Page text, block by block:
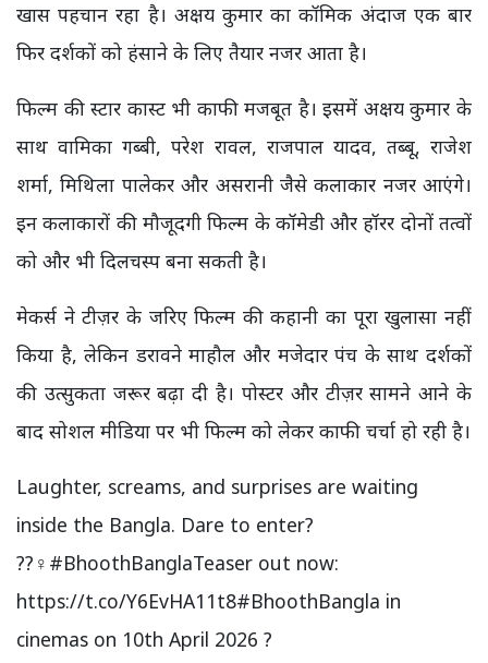
खास पहचान रहा है। अक्षय कुमार का कॉमिक अंदाज एक बार
फिर दर्शकों को हंसाने के लिए तैयार नजर आता है।
फिल्म की स्टार कास्ट भी काफी मजबूत है। इसमें अक्षय कुमार के
साथ वामिका गब्बी, परेश रावल, राजपाल यादव, तब्बू, राजेश
शर्मा, मिथिला पालेकर और असरानी जैसे कलाकार नजर आएंगे।
इन कलाकारों की मौजूदगी फिल्म के कॉमेडी और हॉरर दोनों तत्वों
को और भी दिलचस्प बना सकती है।
मेकर्स ने टीज़र के जरिए फिल्म की कहानी का पूरा खुलासा नहीं
किया है, लेकिन डरावने माहौल और मजेदार पंच के साथ दर्शकों
की उत्सुकता जरूर बढ़ा दी है। पोस्टर और टीज़र सामने आने के
बाद सोशल मीडिया पर भी फिल्म को लेकर काफी चर्चा हो रही है।
Laughter, screams, and surprises are waiting
inside the Bangla. Dare to enter?
??‍♀️ #BhoothBanglaTeaser out now:
https://t.co/Y6EvHA11t8#BhoothBangla in
cinemas on 10th April 2026 ?